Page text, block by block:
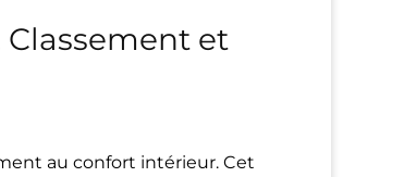
Classement et
au confort intérieur. Cet